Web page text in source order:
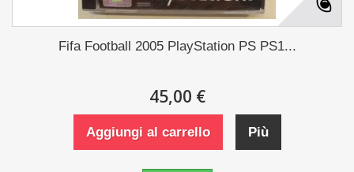
Fifa Football 2005 PlayStation PS PS1...
45,00 €
Aggiungi al carrello Più